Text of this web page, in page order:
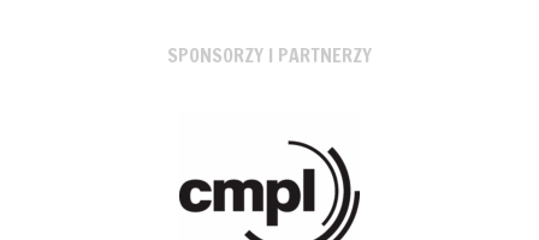
SPONSORZY I PARTNERZY